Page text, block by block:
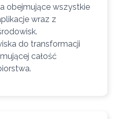
obejmujące wszystkie
wraz z
do transformacji
całość